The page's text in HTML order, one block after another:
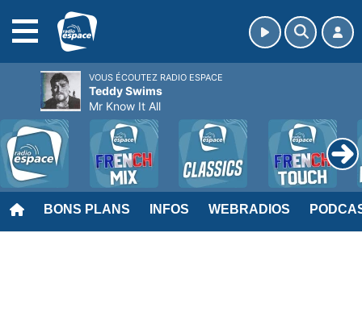
BONS PLANS INFOS WEBRADIOS
VOUS ÉCOUTEZ RADIO ESPACE
Teddy Swims
Mr Know It All